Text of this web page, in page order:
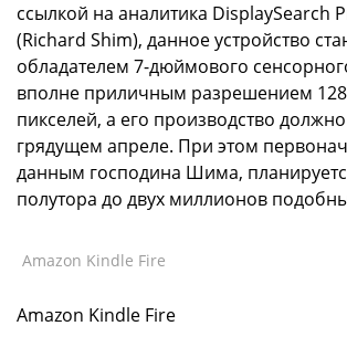
ссылкой на аналитика
(Richard Shim), данное устройство
обладателем 7-дюймового
вполне приличным разрешением
пикселей, а его производство должно
грядущем апреле. При этом
данным господина Шима,
полутора до двух миллионов
Amazon Kindle Fire
Amazon Kindle Fire